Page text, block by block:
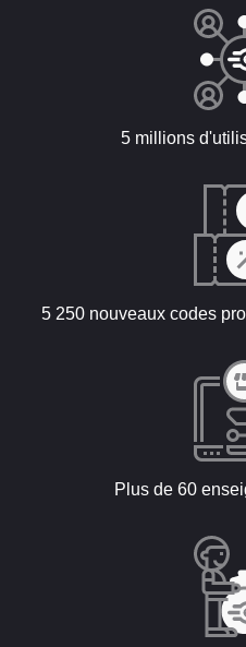
5 millions
5 250 nouveaux codes
Plus de 60